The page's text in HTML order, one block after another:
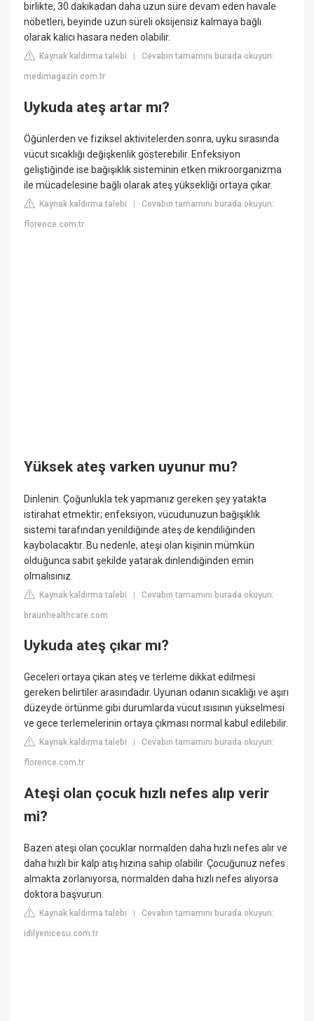
birlikte, 30 dakikadan daha uzun süre devam eden havale
nöbetleri, beyinde uzun süreli oksijensiz kalmaya bağlı
olarak kalıcı hasara neden olabilir.
Kaynak kaldırma talebi |Cevabın tamamını burada okuyun:
medimagazin.com.tr
Uykuda ateş artar mı?
Öğünlerden ve fiziksel aktivitelerden sonra, uyku sırasında
vücut sıcaklığı değişkenlik gösterebilir. Enfeksiyon
geliştiğinde ise bağışıklık sisteminin etken mikroorganizma
ile mücadelesine bağlı olarak ateş yüksekliği ortaya çıkar.
Kaynak kaldırma talebi |Cevabın tamamını burada okuyun:
florence.com.tr
Yüksek ateş varken uyunur mu?
Dinlenin. Çoğunlukla tek yapmanız gereken şey yatakta
istirahat etmektir; enfeksiyon, vücudunuzun bağışıklık
sistemi tarafından yenildiğinde ateş de kendiliğinden
kaybolacaktır. Bu nedenle, ateşi olan kişinin mümkün
olduğunca sabit şekilde yatarak dinlendiğinden emin
olmalısınız.
Kaynak kaldırma talebi |Cevabın tamamını burada okuyun:
braunhealthcare.com
Uykuda ateş çıkar mı?
Geceleri ortaya çıkan ateş ve terleme dikkat edilmesi
gereken belirtiler arasındadır. Uyunan odanın sıcaklığı ve aşırı
düzeyde örtünme gibi durumlarda vücut ısısının yükselmesi
ve gece terlemelerinin ortaya çıkması normal kabul edilebilir.
Kaynak kaldırma talebi |Cevabın tamamını burada okuyun:
florence.com.tr
Ateşi olan çocuk hızlı nefes alıp verir
mi?
Bazen ateşi olan çocuklar normalden daha hızlı nefes alır ve
daha hızlı bir kalp atış hızına sahip olabilir. Çocuğunuz nefes
almakta zorlanıyorsa, normalden daha hızlı nefes alıyorsa
doktora başvurun.
Kaynak kaldırma talebi |Cevabın tamamını burada okuyun:
idilyenicesu.com.tr